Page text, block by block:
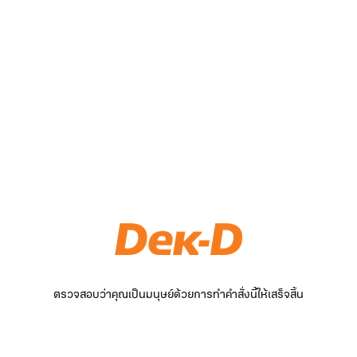
ตรวจสอบว่าคุณเป็นมนุษย์ด้วยการทำคำสั่งนี้ให้เสร็จสิ้น